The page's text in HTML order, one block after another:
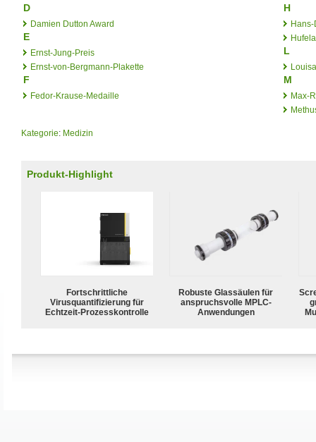
D
Damien Dutton Award
E
Ernst-Jung-Preis
Ernst-von-Bergmann-Plakette
F
Fedor-Krause-Medaille
H
L
M
Max-
Kategorie: Medizin
Produkt-Highlight
Fortschrittliche
Virusquantifizierung für
Echtzeit-Prozesskontrolle
Robuste Glassäulen für
anspruchsvolle MPLC-
Anwendungen